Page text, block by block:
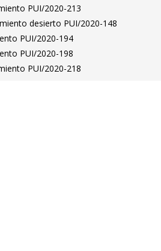
PUI/2020-213
desierto PUI/2020-148
PUI/2020-194
PUI/2020-198
PUI/2020-218